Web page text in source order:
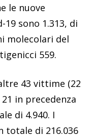
le nuove
sono 1.313, di
molecolari del
559.
43 vittime (22
in precedenza
di 4.940. I
totale di 216.036